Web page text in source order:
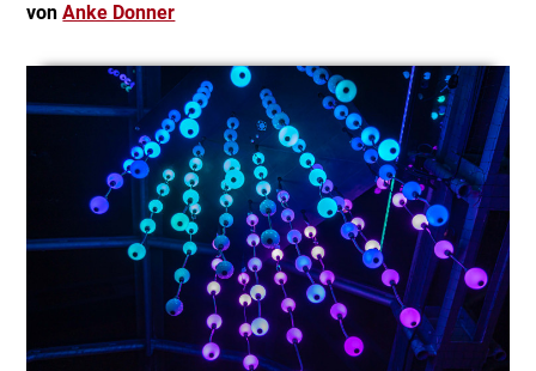
vonAnke Donner